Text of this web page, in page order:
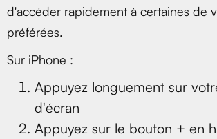
d'accéder rapidement à certaines de
préférées.
Sur iPhone :
Appuyez longuement sur
d'écran
Appuyez sur le bouton + en